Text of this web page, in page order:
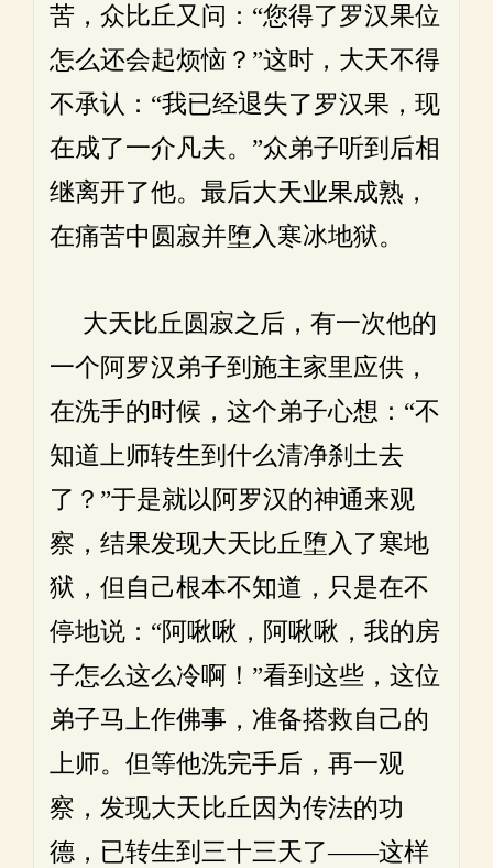
苦，众比丘又问：“您得了罗汉果位
怎么还会起烦恼？”这时，大天不得
不承认：“我已经退失了罗汉果，现
在成了一介凡夫。”众弟子听到后相
继离开了他。最后大天业果成熟，
在痛苦中圆寂并堕入寒冰地狱。
大天比丘圆寂之后，有一次他的
一个阿罗汉弟子到施主家里应供，
在洗手的时候，这个弟子心想：“不
知道上师转生到什么清净刹土去
了？”于是就以阿罗汉的神通来观
察，结果发现大天比丘堕入了寒地
狱，但自己根本不知道，只是在不
停地说：“阿啾啾，阿啾啾，我的房
子怎么这么冷啊！”看到这些，这位
弟子马上作佛事，准备搭救自己的
上师。但等他洗完手后，再一观
察，发现大天比丘因为传法的功
德，已转生到三十三天了——这样